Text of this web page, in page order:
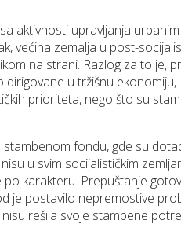
aktivnosti upravlјanja urbanim
većina zemalјa u post-
na strani. Razlog za to je,
u tržišnu ekonomiju,
prioriteta, nego što su
fondu, gde su
u svim socijalističkim
karakteru. Prepuštanje
je postavilo nepremostive
rešila svoje stambene